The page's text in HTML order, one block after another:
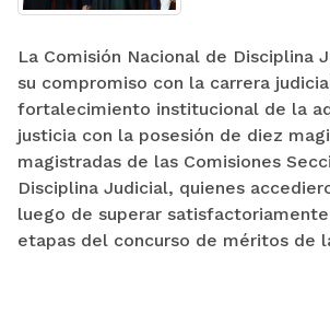
La Comisión Nacional de Disciplina
su compromiso con la carrera
fortalecimiento institucional de la
justicia con la posesión de diez
magistradas de las Comisiones
Disciplina Judicial, quienes
luego de superar
etapas del concurso de méritos de